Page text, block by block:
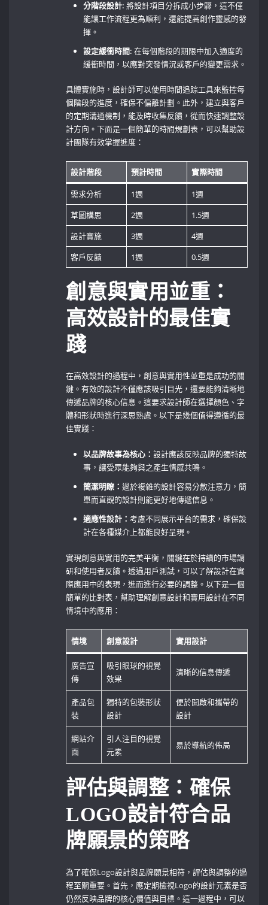
分階段設計: 將設計項目分拆成小步驟，這不僅
能讓工作流程更為順利，還能提高創作靈感的發
揮。
設定緩衝時間: 在每個階段的期限中加入適度的
緩衝時間，以應對突發情況或客戶的變更需求。
具體實施時，設計師可以使用時間追踪工具來監控每
個階段的進度，確保不偏離計劃。此外，建立與客戶
的定期溝通機制，能及時收集反饋，從而快速調整設
計方向。下面是一個簡單的時間規劃表，可以幫助設
計團隊有效掌握進度：
設計階段 預計時間 實際時間
需求分析 1週
1週
草圖構思
2週
1.5週
設計實施
3週
4週
客戶反饋
1週 0.5週
創意與實用並重：
高效設計的最佳實
踐
在高效設計的過程中，創意與實用性並重是成功的關
鍵。有效的設計不僅應該吸引目光，還要能夠清晰地
傳遞品牌的核心信息。這要求設計師在選擇顏色、字
體和形狀時進行深思熟慮。以下是幾個值得遵循的最
佳實踐：
以品牌故事為核心：設計應該反映品牌的獨特故
事，讓受眾能夠與之產生情感共鳴。
簡潔明瞭：過於複雜的設計容易分散注意力，簡
單而直觀的設計則能更好地傳遞信息。
適應性設計：考慮不同展示平台的需求，確保設
計在各種媒介上都能良好呈現。
實現創意與實用的完美平衡，關鍵在於持續的市場調
研和使用者反饋。透過用戶測試，可以了解設計在實
際應用中的表現，進而進行必要的調整。以下是一個
簡單的比對表，幫助理解創意設計和實用設計在不同
情境中的應用：
情境 創意設計 實用設計
廣告宣
傳
吸引眼球的視覺
效果
清晰的信息傳遞
產品包
裝
獨特的包裝形狀
設計
便於開啟和攜帶的
設計
網站介
面
引人注目的視覺
元素
易於導航的佈局
評估與調整：確保
LOGO設計符合品
牌願景的策略
為了確保Logo設計與品牌願景相符，評估與調整的過
程至關重要。首先，應定期檢視Logo的設計元素是否
仍然反映品牌的核心價值與目標。這一過程中，可以